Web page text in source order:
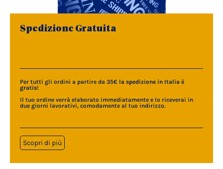
Spedizione Gratuita
Per tutti gli ordini a partire da 35€ la spedizione in Italia è
gratis!
Il tuo ordine verrà elaborato immediatamente e lo riceverai in
due giorni lavorativi, comodamente al tuo indirizzo.
Scopri di più